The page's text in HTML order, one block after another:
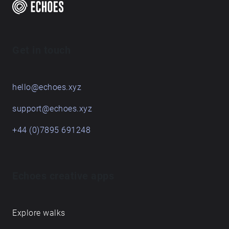
hello@echoes.xyz
support@echoes.xyz
+44 (0)7895 691248
Explore walks